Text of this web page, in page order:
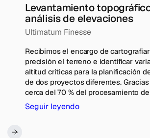
Levantamiento
análisis de elevaciones
Ultimatum Finesse
Recibimos el encargo de
precisión el terreno e identificar
altitud críticas para la planificación
de dos proyectos diferentes. Gracias
cerca del 70 % del procesamiento
realizó in situ, lo que redujo la carga
la oficina. Esta eficiencia nos permite
Seguir leyendo